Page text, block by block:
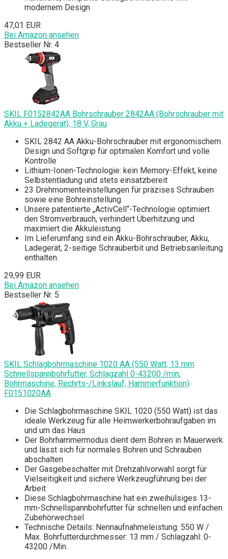
modernem Design
47,01 EUR
Bei Amazon ansehen
Bestseller Nr. 4
SKIL F0152842AA Bohrschrauber 2842AA (Bohrschrauber mit
Akku + Ladegerät), 18 V, Grau
SKIL 2842 AA Akku-Bohrschrauber mit ergonomischem
Design und Softgrip für optimalen Komfort und volle
Kontrolle
Lithium-Ionen-Technologie: kein Memory-Effekt, keine
Selbstentladung und stets einsatzbereit
23 Drehmomenteinstellungen für präzises Schrauben
sowie eine Bohreinstellung
Unsere patentierte „ActivCell“-Technologie optimiert
den Stromverbrauch, verhindert Überhitzung und
maximiert die Akkuleistung
Im Lieferumfang sind ein Akku-Bohrschrauber, Akku,
Ladegerät, 2-seitige Schrauberbit und Betriebsanleitung
enthalten.
29,99 EUR
Bei Amazon ansehen
Bestseller Nr. 5
SKIL Schlagbohrmaschine 1020 AA (550 Watt, 13 mm
Schnellspannbohrfutter, Schlagzahl 0-43200 /min,
Bohrmaschine, Rechrts-/Linkslauf, Hammerfunktion)
F0151020AA
Die Schlagbohrmaschine SKIL 1020 (550 Watt) ist das
ideale Werkzeug für alle Heimwerkerbohraufgaben im
und um das Haus
Der Bohrhammermodus dient dem Bohren in Mauerwerk
und lässt sich für normales Bohren und Schrauben
abschalten
Der Gasgebeschalter mit Drehzahlvorwahl sorgt für
Vielseitigkeit und sichere Werkzeugführung bei der
Arbeit
Diese Schlagbohrmaschine hat ein zweihülsiges 13-
mm-Schnellspannbohrfutter für schnellen und einfachen
Zubehörwechsel
Technische Details: Nennaufnahmeleistung: 550 W /
Max. Bohrfutterdurchmesser: 13 mm / Schlagzahl: 0-
43200 /Min.